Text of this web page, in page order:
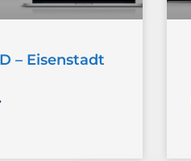
– Eisenstadt